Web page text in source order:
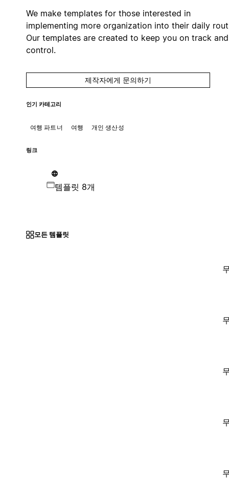
We make templates for those interested in
implementing more organization into their daily
Our templates are created to keep you on track
control.
제작자에게 문의하기
인기 카테고리
여행 파트너 여행 개인 생산성
링크
템플릿 8개
모든 템플릿